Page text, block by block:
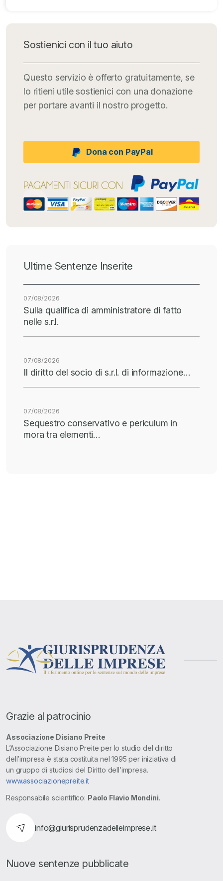
Sostienici con il tuo aiuto
Questo servizio è offerto gratuitamente, se
lo ritieni utile sostienici con una donazione
per portare avanti il nostro progetto.
Dona con PayPal
Ultime Sentenze Inserite
07/08/2026
Sulla qualifica di amministratore di fatto
nelle s.r.l.
07/08/2026
Il diritto del socio di s.r.l. di informazione…
07/08/2026
Sequestro conservativo e periculum in
mora tra elementi…
Grazie al patrocinio
Associazione Disiano Preite
L’Associazione Disiano Preite per lo studio del diritto
dell’impresa è stata costituita nel 1995 per iniziativa di
un gruppo di studiosi del Diritto dell’impresa.
www.associazionepreite.it
Responsabile scientifico: Paolo Flavio Mondini.
info@giurisprudenzadelleimprese.it
Nuove sentenze pubblicate